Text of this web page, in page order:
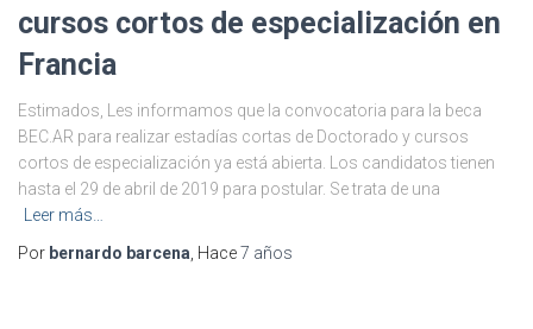
cursos cortos de especialización en
Francia
Estimados, Les informamos que la convocatoria para la beca
BEC.AR para realizar estadías cortas de Doctorado y cursos
cortos de especialización ya está abierta. Los candidatos tienen
hasta el 29 de abril de 2019 para postular. Se trata de una
Leer más…
Por bernardo barcena , Hace7 años